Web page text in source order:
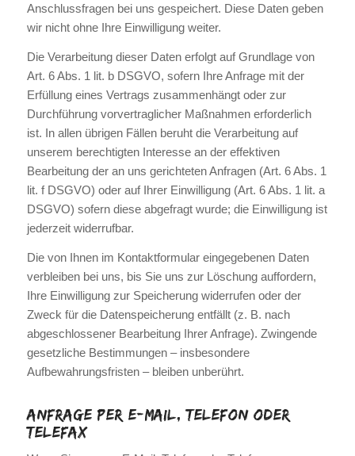
Anschlussfragen bei uns gespeichert. Diese Daten geben
wir nicht ohne Ihre Einwilligung weiter.
Die Verarbeitung dieser Daten erfolgt auf Grundlage von
Art. 6 Abs. 1 lit. b DSGVO, sofern Ihre Anfrage mit der
Erfüllung eines Vertrags zusammenhängt oder zur
Durchführung vorvertraglicher Maßnahmen erforderlich
ist. In allen übrigen Fällen beruht die Verarbeitung auf
unserem berechtigten Interesse an der effektiven
Bearbeitung der an uns gerichteten Anfragen (Art. 6 Abs. 1
lit. f DSGVO) oder auf Ihrer Einwilligung (Art. 6 Abs. 1 lit. a
DSGVO) sofern diese abgefragt wurde; die Einwilligung ist
jederzeit widerrufbar.
Die von Ihnen im Kontaktformular eingegebenen Daten
verbleiben bei uns, bis Sie uns zur Löschung auffordern,
Ihre Einwilligung zur Speicherung widerrufen oder der
Zweck für die Datenspeicherung entfällt (z. B. nach
abgeschlossener Bearbeitung Ihrer Anfrage). Zwingende
gesetzliche Bestimmungen – insbesondere
Aufbewahrungsfristen – bleiben unberührt.
Anfrage per E-Mail, Telefon oder
Telefax